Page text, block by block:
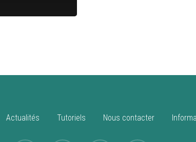
Actualités Tutoriels Nous contacter